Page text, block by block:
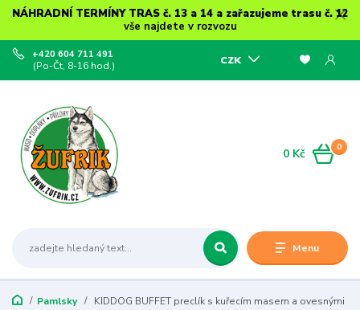
NÁHRADNÍ TERMÍNY TRAS č. 13 a 14 a zařazujeme trasu č. 12
vše najdete v rozvozu
Menu
CZK
+420 604 711 491
(Po-Čt, 8-16 hod.)
0
0 Kč
Pamlsky
KIDDOG BUFFET preclík s kuřecím masem a ovesnými